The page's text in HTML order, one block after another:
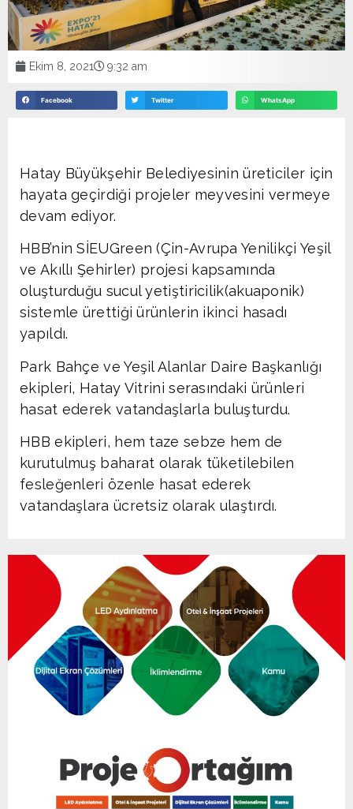
Ekim 8, 2021 9:32 am
Facebook Twitter WhatsApp
Hatay Büyükşehir Belediyesinin üreticiler için
hayata geçirdiği projeler meyvesini vermeye
devam ediyor.
HBB’nin SİEUGreen (Çin-Avrupa Yenilikçi Yeşil
ve Akıllı Şehirler) projesi kapsamında
oluşturduğu sucul yetiştiricilik(akuaponik)
sistemle ürettiği ürünlerin ikinci hasadı
yapıldı.
Park Bahçe ve Yeşil Alanlar Daire Başkanlığı
ekipleri, Hatay Vitrini serasındaki ürünleri
hasat ederek vatandaşlarla buluşturdu.
HBB ekipleri, hem taze sebze hem de
kurutulmuş baharat olarak tüketilebilen
fesleğenleri özenle hasat ederek
vatandaşlara ücretsiz olarak ulaştırdı.